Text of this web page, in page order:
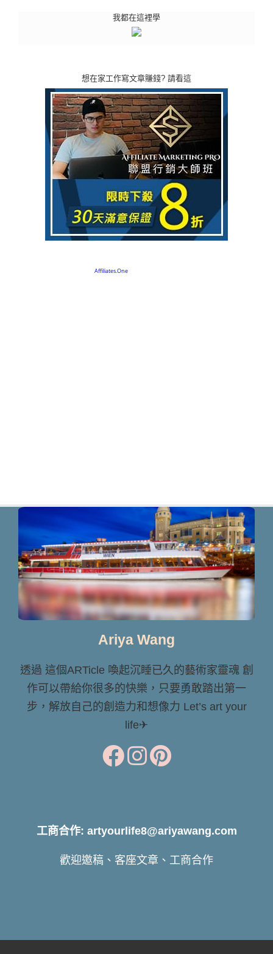
我都在這裡學
想在家工作寫文章賺錢? 請看這
Ariya Wang
透過 這個ARTicle 喚起沉睡已久的藝術家靈魂 創
作可以帶給你很多的快樂，只要勇敢踏出第一
步，解放自己的創造力和想像力 Let’s art your
life✈
工商合作: artyourlife8@ariyawang.com
歡迎邀稿、客座文章、工商合作